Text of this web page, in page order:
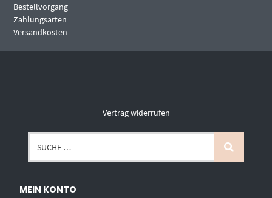
Bestellvorgang
Zahlungsarten
Versandkosten
Vertrag widerrufen
MEIN KONTO